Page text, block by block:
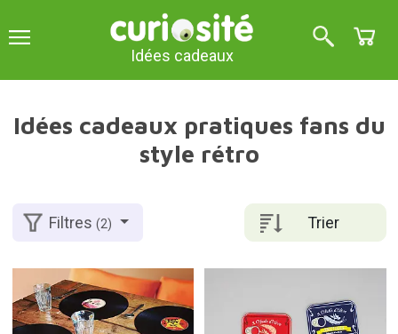
Idées cadeaux
Idées cadeaux pratiques fans du
style rétro
Trier
Filtres(2)